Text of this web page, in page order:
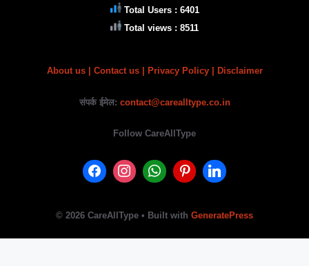
Total Users : 6401
Total views : 8511
About us Contact us | Privacy Policy | Disclaimer
संपर्क ईमेल: contact@carealltype.co.in
Follow CareAllType
© 2026 CareAllType • Built with GeneratePress